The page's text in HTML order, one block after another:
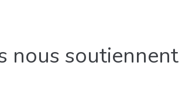
nous soutiennent